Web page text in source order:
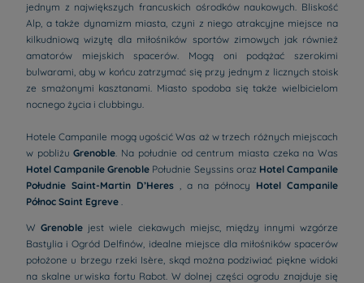
jednym z największych francuskich ośrodków naukowych. Bliskość
Alp, a także dynamizm miasta, czyni z niego atrakcyjne miejsce na
kilkudniową wizytę dla miłośników sportów zimowych jak również
amatorów miejskich spacerów. Mogą oni podążać szerokimi
bulwarami, aby w końcu zatrzymać się przy jednym z licznych stoisk
ze smażonymi kasztanami. Miasto spodoba się także wielbicielom
nocnego życia i clubbingu.
Hotele Campanile mogą ugościć Was aż w trzech różnych miejscach
w pobliżuGrenoble. Na południe od centrum miasta czeka na Was
Hotel Campanile Grenoble Południe Seyssins oraz Hotel Campanile
Południe Saint-Martin D’Heres, a na północy Hotel Campanile
Północ Saint Egreve .
WGrenoble jest wiele ciekawych miejsc, między innymi wzgórze
Bastylia i Ogród Delfinów, idealne miejsce dla miłośników spacerów
położone u brzegu rzeki Isère, skąd można podziwiać piękne widoki
na skalne urwiska fortu Rabot. W dolnej części ogrodu znajduje się